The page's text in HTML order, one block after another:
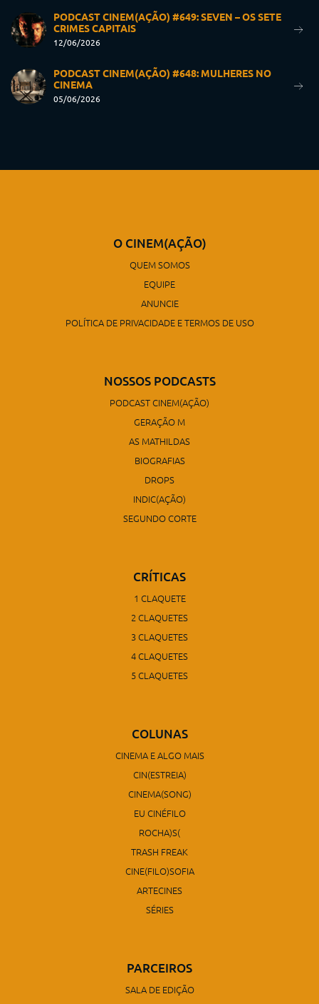
PODCAST CINEM(AÇÃO) #649: SEVEN – OS SETE
CRIMES CAPITAIS
12/06/2026
PODCAST CINEM(AÇÃO) #648: MULHERES NO
CINEMA
05/06/2026
O CINEM(AÇÃO)
QUEM SOMOS
EQUIPE
ANUNCIE
POLÍTICA DE PRIVACIDADE E TERMOS DE USO
NOSSOS PODCASTS
PODCAST CINEM(AÇÃO)
GERAÇÃO M
AS MATHILDAS
BIOGRAFIAS
DROPS
INDIC(AÇÃO)
SEGUNDO CORTE
CRÍTICAS
1 CLAQUETE
2 CLAQUETES
3 CLAQUETES
4 CLAQUETES
5 CLAQUETES
COLUNAS
CINEMA E ALGO MAIS
CIN(ESTREIA)
CINEMA(SONG)
EU CINÉFILO
ROCHA)S(
TRASH FREAK
CINE(FILO)SOFIA
ARTECINES
SÉRIES
PARCEIROS
SALA DE EDIÇÃO